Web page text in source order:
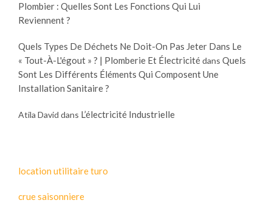
Plombier : Quelles Sont Les Fonctions Qui Lui
Reviennent ?
Quels Types De Déchets Ne Doit-On Pas Jeter Dans Le
« Tout-À-L'égout » ? | Plomberie Et Électricitédans Quels
Sont Les Différents Éléments Qui Composent Une
Installation Sanitaire ?
Atila David dans L’électricité Industrielle
location utilitaire turo
crue saisonniere